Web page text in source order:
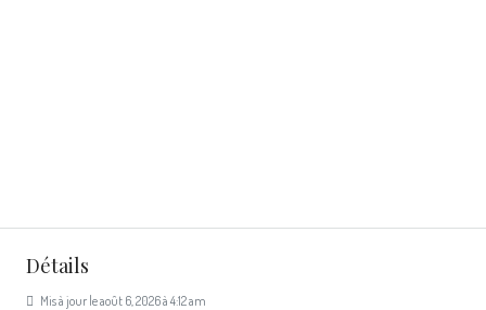
Détails
Mis à jour le août 6, 2026 à 4:12 am